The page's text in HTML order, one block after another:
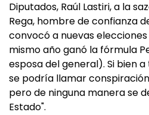
Diputados, Raúl Lastiri, a la
Rega, hombre de confianza
convocó a nuevas
mismo año ganó la fórmula
esposa del general). Si bien
se podría llamar
pero de ninguna manera se
Estado".